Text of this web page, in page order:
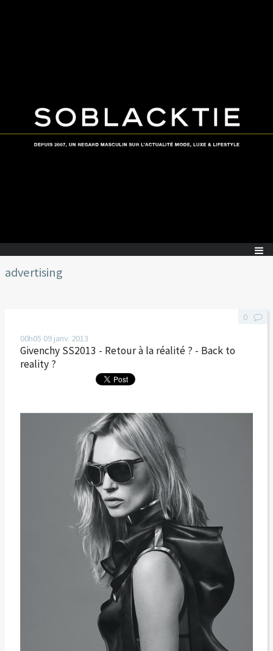
advertising
00h05 09 janv. 2013
Givenchy SS2013 - Retour à la réalité ? - Back to
reality ?
0